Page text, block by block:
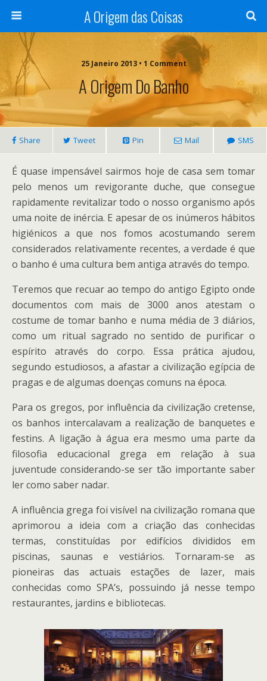
A Origem das Coisas
25 Janeiro 2013 • 1 Comment
A Origem Do Banho
Share Tweet Pin Mail SMS
É quase impensável sairmos hoje de casa sem tomar
pelo menos um revigorante duche, que consegue
rapidamente revitalizar todo o nosso organismo após
uma noite de inércia. E apesar de os inúmeros hábitos
higiénicos a que nos fomos acostumando serem
considerados relativamente recentes, a verdade é que
o banho é uma cultura bem antiga através do tempo.
Teremos que recuar ao tempo do antigo Egipto onde
documentos com mais de 3000 anos atestam o
costume de tomar banho e numa média de 3 diários,
como um ritual sagrado no sentido de purificar o
espírito através do corpo. Essa prática ajudou,
segundo estudiosos, a afastar a civilização egípcia de
pragas e de algumas doenças comuns na época.
Para os gregos, por influência da civilização cretense,
os banhos intercalavam a realização de banquetes e
festins. A ligação à água era mesmo uma parte da
filosofia educacional grega em relação à sua
juventude considerando-se ser tão importante saber
ler como saber nadar.
A influência grega foi visível na civilização romana que
aprimorou a ideia com a criação das conhecidas
termas, constituídas por edifícios divididos em
piscinas, saunas e vestiários. Tornaram-se as
pioneiras das actuais estações de lazer, mais
conhecidas como SPA’s, possuindo já nesse tempo
restaurantes, jardins e bibliotecas.